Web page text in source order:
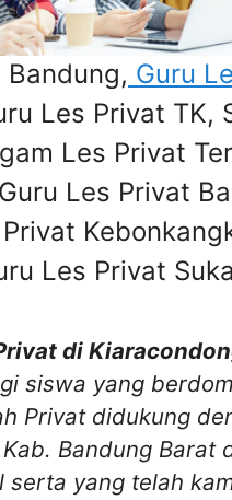
Guru
Les Privat TK,
Les Privat
Les Privat
Les Privat
di
siswa yang
Privat didukung
Bandung Barat
yang telah